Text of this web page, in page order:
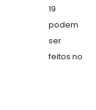
19
podem
ser
feitos no